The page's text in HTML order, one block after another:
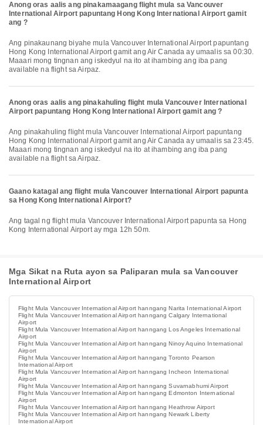
Anong oras aalis ang pinakamaagang flight mula sa Vancouver
International Airport papuntang Hong Kong International Airport gamit
ang ?
Ang pinakaunang biyahe mula Vancouver International Airport papuntang
Hong Kong International Airport gamit ang Air Canada ay umaalis sa 00:30.
Maaari mong tingnan ang iskedyul na ito at ihambing ang iba pang
available na flight sa Airpaz.
Anong oras aalis ang pinakahuling flight mula Vancouver International
Airport papuntang Hong Kong International Airport gamit ang ?
Ang pinakahuling flight mula Vancouver International Airport papuntang
Hong Kong International Airport gamit ang Air Canada ay umaalis sa 23:45.
Maaari mong tingnan ang iskedyul na ito at ihambing ang iba pang
available na flight sa Airpaz.
Gaano katagal ang flight mula Vancouver International Airport papunta
sa Hong Kong International Airport?
Ang tagal ng flight mula Vancouver International Airport papunta sa Hong
Kong International Airport ay mga 12h 50m.
Mga Sikat na Ruta ayon sa Paliparan mula sa Vancouver
International Airport
Flight Mula Vancouver International Airport hanngang Narita International Airport
Flight Mula Vancouver International Airport hanngang Calgary International
Airport
Flight Mula Vancouver International Airport hanngang Los Angeles International
Airport
Flight Mula Vancouver International Airport hanngang Ninoy Aquino International
Airport
Flight Mula Vancouver International Airport hanngang Toronto Pearson
International Airport
Flight Mula Vancouver International Airport hanngang Incheon International
Airport
Flight Mula Vancouver International Airport hanngang Suvarnabhumi Airport
Flight Mula Vancouver International Airport hanngang Edmonton International
Airport
Flight Mula Vancouver International Airport hanngang Heathrow Airport
Flight Mula Vancouver International Airport hanngang Newark Liberty
International Airport